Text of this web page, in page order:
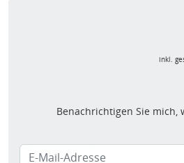
inkl.
Benachrichtigen Sie